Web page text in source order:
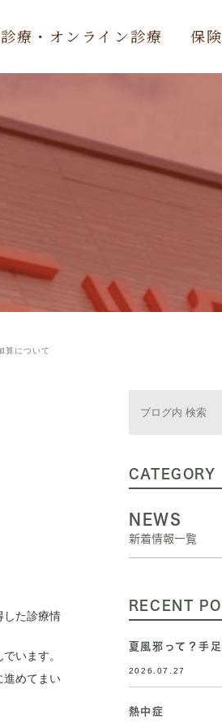
療・オンライン診療 保
算について
した診療情
います。
進めてまい
CATEGORY
NEWS
新着情報一覧
RECENT
夏風邪って？手
2026.07.27
熱中症